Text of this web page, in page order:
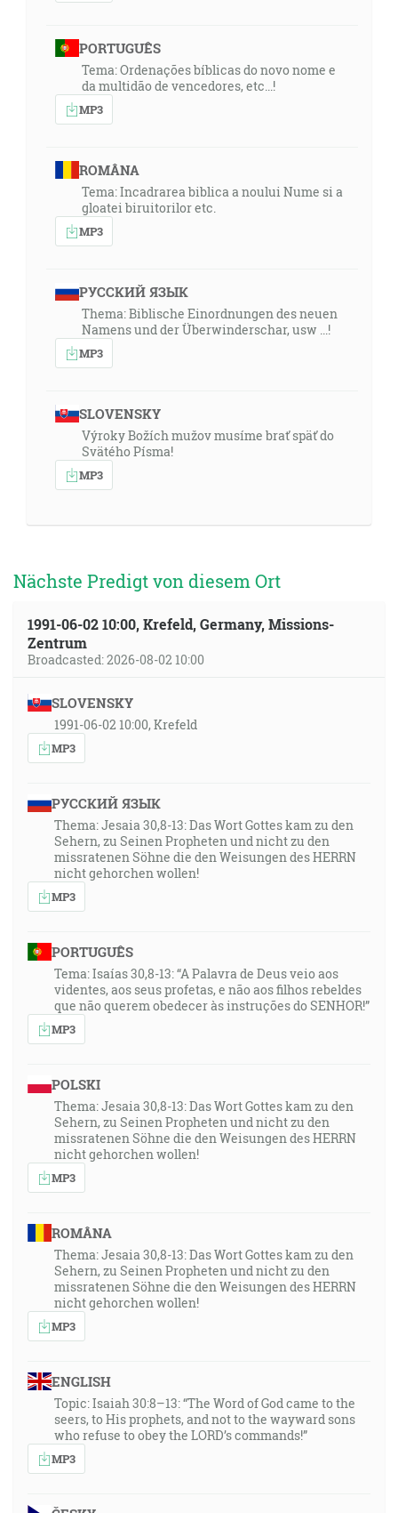
PORTUGUÊS
Tema: Ordenações bíblicas do novo nome e
da multidão de vencedores, etc...!
MP3
ROMÂNA
Tema: Incadrarea biblica a noului Nume si a
gloatei biruitorilor etc.
MP3
РУССКИЙ ЯЗЫК
Thema: Biblische Einordnungen des neuen
Namens und der Überwinderschar, usw ...!
MP3
SLOVENSKY
Výroky Božích mužov musíme brať späť do
Svätého Písma!
MP3
Nächste Predigt von diesem Ort
1991-06-02 10:00, Krefeld, Germany, Missions-
Zentrum
Broadcasted: 2026-08-02 10:00
SLOVENSKY
1991-06-02 10:00, Krefeld
MP3
РУССКИЙ ЯЗЫК
Thema: Jesaia 30,8-13: Das Wort Gottes kam zu den
Sehern, zu Seinen Propheten und nicht zu den
missratenen Söhne die den Weisungen des HERRN
nicht gehorchen wollen!
MP3
PORTUGUÊS
Tema: Isaías 30,8-13: “A Palavra de Deus veio aos
videntes, aos seus profetas, e não aos filhos rebeldes
que não querem obedecer às instruções do SENHOR!”
MP3
POLSKI
Thema: Jesaia 30,8-13: Das Wort Gottes kam zu den
Sehern, zu Seinen Propheten und nicht zu den
missratenen Söhne die den Weisungen des HERRN
nicht gehorchen wollen!
MP3
ROMÂNA
Thema: Jesaia 30,8-13: Das Wort Gottes kam zu den
Sehern, zu Seinen Propheten und nicht zu den
missratenen Söhne die den Weisungen des HERRN
nicht gehorchen wollen!
MP3
ENGLISH
Topic: Isaiah 30:8–13: “The Word of God came to the
seers, to His prophets, and not to the wayward sons
who refuse to obey the LORD’s commands!”
MP3